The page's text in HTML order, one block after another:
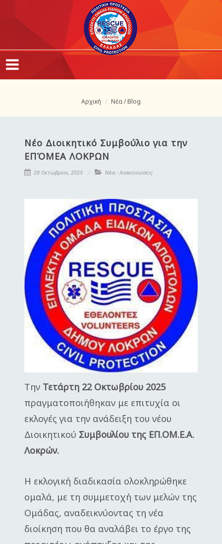
Αρχική Νέα / Blog
Νέο Διοικητικό Συμβούλιο για την
ΕΠΌΜΕΑ ΛΟΚΡΩΝ
28 Οκτωβρίου, 2025 Νέα - Ανακοινώσεις
Την Τετάρτη 22 Οκτωβρίου 2025
πραγματοποιήθηκαν με επιτυχία οι
εκλογές για την ανάδειξη του νέου
Διοικητικού Συμβουλίου της ΕΠ.ΟΜ.Ε.Α.
Λοκρών.
Η εκλογική διαδικασία ολοκληρώθηκε
ομαλά, με τη συμμετοχή των μελών της
Ομάδας, αναδεικνύοντας τη νέα
διοίκηση που θα αναλάβει το έργο της